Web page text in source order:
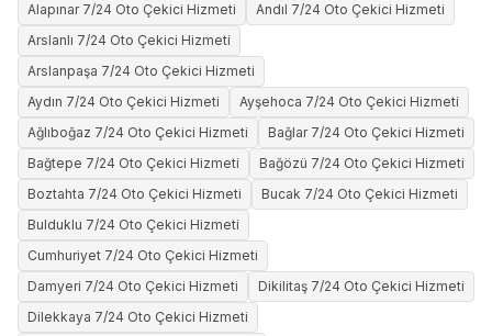
Alapınar 7/24 Oto Çekici Hizmeti
Andıl 7/24 Oto Çekici Hizmeti
Arslanlı 7/24 Oto Çekici Hizmeti
Arslanpaşa 7/24 Oto Çekici Hizmeti
Aydın 7/24 Oto Çekici Hizmeti
Ayşehoca 7/24 Oto Çekici Hizmeti
Ağlıboğaz 7/24 Oto Çekici Hizmeti
Bağlar 7/24 Oto Çekici Hizmeti
Bağtepe 7/24 Oto Çekici Hizmeti
Bağözü 7/24 Oto Çekici Hizmeti
Boztahta 7/24 Oto Çekici Hizmeti
Bucak 7/24 Oto Çekici Hizmeti
Bulduklu 7/24 Oto Çekici Hizmeti
Cumhuriyet 7/24 Oto Çekici Hizmeti
Damyeri 7/24 Oto Çekici Hizmeti
Dikilitaş 7/24 Oto Çekici Hizmeti
Dilekkaya 7/24 Oto Çekici Hizmeti